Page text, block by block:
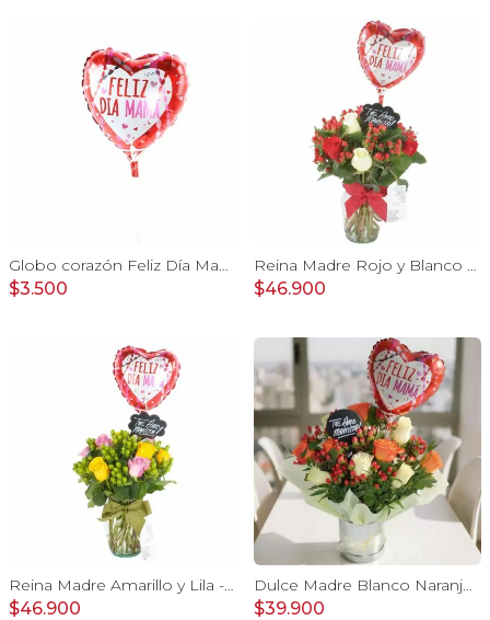
Globo corazón Feliz Día Mamá con corazoncitos 20cm
$3.500
Reina Madre Rojo y Blanco - Florero con 9 rosas e hypericum, globo y pizarra
$46.900
Reina Madre Amarillo y Lila - Florero con 9 rosas e hypericum, globo y pizarra
$46.900
Dulce Madre Blanco Naranjo - Arreglo floral con rosas, hypericum y globo Feliz Día mamá
$39.900